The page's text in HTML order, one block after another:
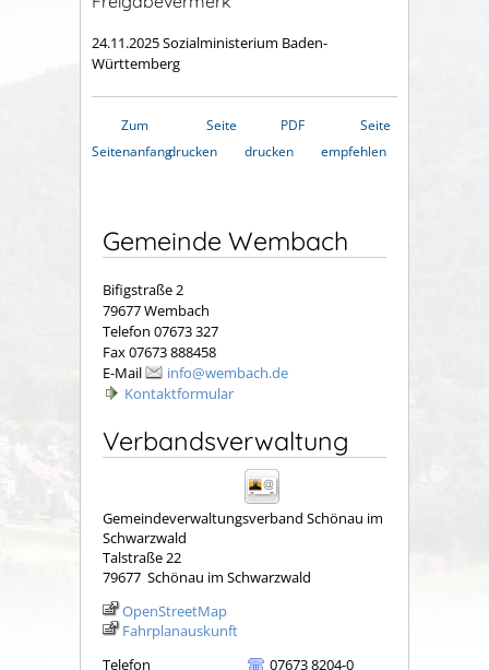
24.11.2025Sozialministerium Baden-
Württemberg
Zum
Seitenanfang
Seite
drucken
PDF
drucken
Seite
empfehlen
Gemeinde Wembach
Bifigstraße 2
79677 Wembach
Telefon 07673 327
Fax 07673 888458
E-Mail
info@wembach.de
Kontaktformular
Verbandsverwaltung
Gemeindeverwaltungsverband Schönau im
Schwarzwald
Talstraße 22
79677 Schönau im Schwarzwald
OpenStreetMap
Fahrplanauskunft
Telefon
07673 8204-0